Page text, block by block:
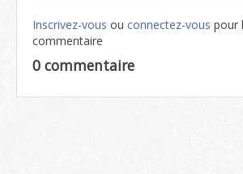
Inscrivez-vous ou connectez-vous pour
commentaire
0 commentaire